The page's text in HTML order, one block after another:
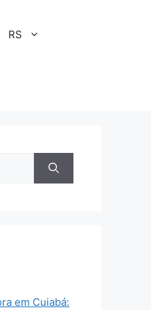
RS
em Cuiabá: